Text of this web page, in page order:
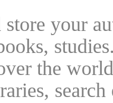
store your
the